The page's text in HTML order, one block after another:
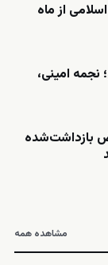
از ماه
نجمه امینی،
بازداشت‌شده
مشاهده همه